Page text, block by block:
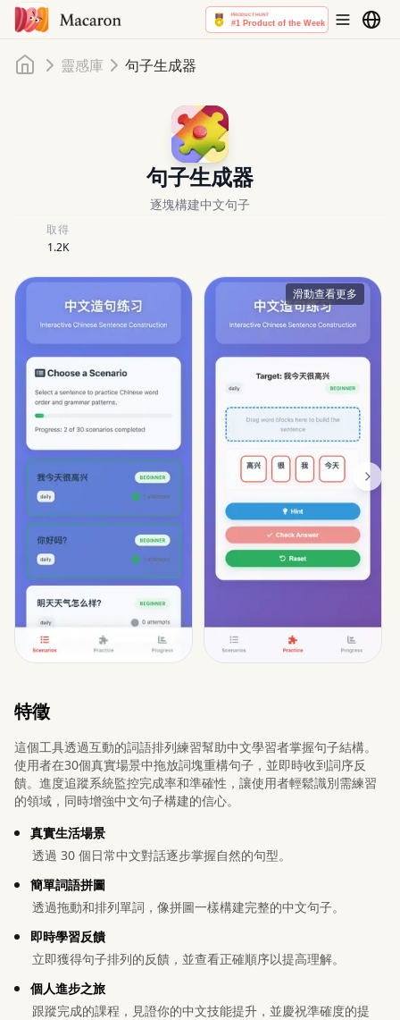
首頁靈感庫 句子生成器
句子生成器
逐塊構建中文句子
取得
1.2K
滑動查看更多
特徵
這個工具透過互動的詞語排列練習幫助中文學習者掌握句子結構。
使用者在30個真實場景中拖放詞塊重構句子，並即時收到詞序反
饋。進度追蹤系統監控完成率和準確性，讓使用者輕鬆識別需練習
的領域，同時增強中文句子構建的信心。
真實生活場景
透過 30 個日常中文對話逐步掌握自然的句型。
簡單詞語拼圖
透過拖動和排列單詞，像拼圖一樣構建完整的中文句子。
即時學習反饋
立即獲得句子排列的反饋，並查看正確順序以提高理解。
個人進步之旅
跟蹤完成的課程，見證你的中文技能提升，並慶祝準確度的提